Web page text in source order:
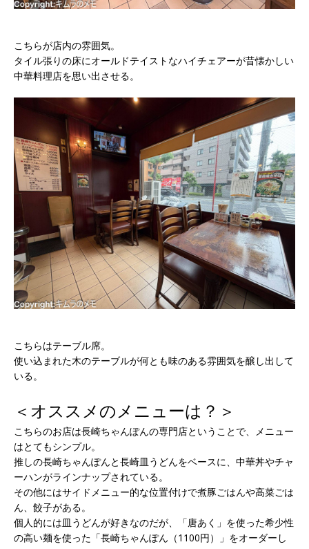
こちらが店内の雰囲気。
タイル張りの床にオールドテイストなハイチェアーが昔懐かしい
中華料理店を思い出させる。
こちらはテーブル席。
使い込まれた木のテーブルが何とも味のある雰囲気を醸し出して
いる。
＜オススメのメニューは？＞
こちらのお店は長崎ちゃんぽんの専門店ということで、メニュー
はとてもシンプル。
推しの長崎ちゃんぽんと長崎皿うどんをベースに、中華丼やチャ
ーハンがラインナップされている。
その他にはサイドメニュー的な位置付けで煮豚ごはんや高菜ごは
ん、餃子がある。
個人的には皿うどんが好きなのだが、「唐あく」を使った希少性
の高い麺を使った「長崎ちゃんぽん（1100円）」をオーダーし